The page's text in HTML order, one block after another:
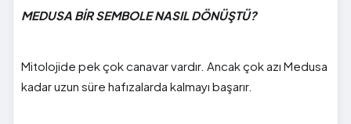
MEDUSA BİR SEMBOLE NASIL DÖNÜŞTÜ?
Mitolojide pek çok canavar vardır. Ancak çok azı Medusa
kadar uzun süre hafızalarda kalmayı başarır.